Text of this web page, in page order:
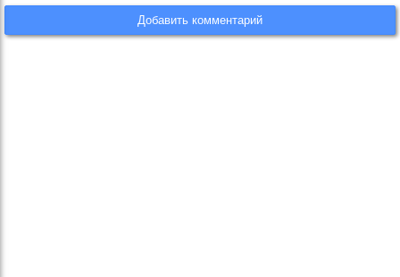
Добавить комментарий